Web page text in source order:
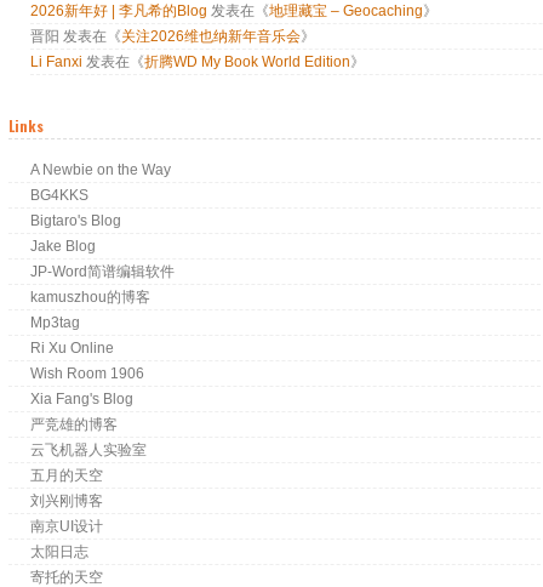
2026新年好 | 李凡希的Blog 发表在《地理藏宝 – Geocaching》
晋阳 发表在《关注2026维也纳新年音乐会》
Li Fanxi 发表在《折腾WD My Book World Edition》
Links
A Newbie on the Way
BG4KKS
Bigtaro's Blog
Jake Blog
JP-Word简谱编辑软件
kamuszhou的博客
Mp3tag
Ri Xu Online
Wish Room 1906
Xia Fang's Blog
严竞雄的博客
云飞机器人实验室
五月的天空
刘兴刚博客
南京UI设计
太阳日志
寄托的天空